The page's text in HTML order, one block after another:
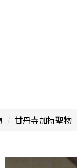
甘丹寺加持聖物